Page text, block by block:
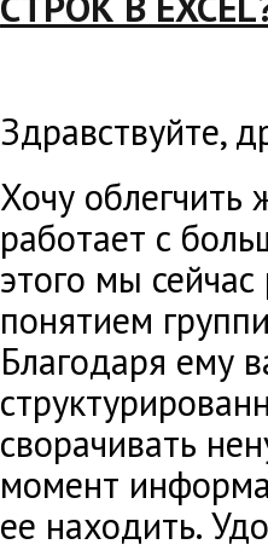
Здравствуйте,
Хочу облегчить
работает с
этого мы
понятием
Благодаря ему
сворачивать
момент
ее находить.